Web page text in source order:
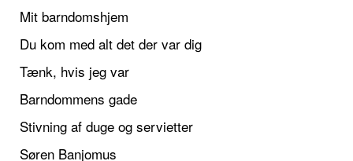
Mit barndomshjem
Du kom med alt det der var dig
Tænk, hvis jeg var
Barndommens gade
Stivning af duge og servietter
Søren Banjomus